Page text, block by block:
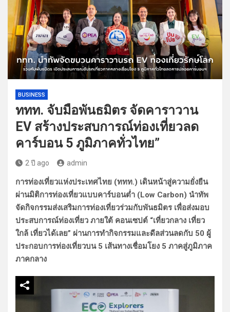
BUSINESS
ททท. จับมือพันธมิตร จัดคาราวาน
EV สร้างประสบการณ์ท่องเที่ยวลด
คาร์บอน 5 ภูมิภาคทั่วไทย”
2 ปี ago admin
การท่องเที่ยวแห่งประเทศไทย (ททท.) เดินหน้าสู่ความยั่งยืน
ผ่านมิติการท่องเที่ยวแบบคาร์บอนต่ำ (Low Carbon) นำทัพ
จัดกิจกรรมส่งเสริมการท่องเที่ยวร่วมกับพันธมิตร เพื่อส่งมอบ
ประสบการณ์ท่องเที่ยว ภายใต้ คอนเซปต์ “เที่ยวกลาง เที่ยว
ใกล้ เที่ยวได้เลย” ผ่านการทำกิจกรรมและดีลส่วนลดกับ 50 ผู้
ประกอบการท่องเที่ยวบน 5 เส้นทางเชื่อมโยง 5 ภาคสู่ภูมิภาค
ภาคกลาง